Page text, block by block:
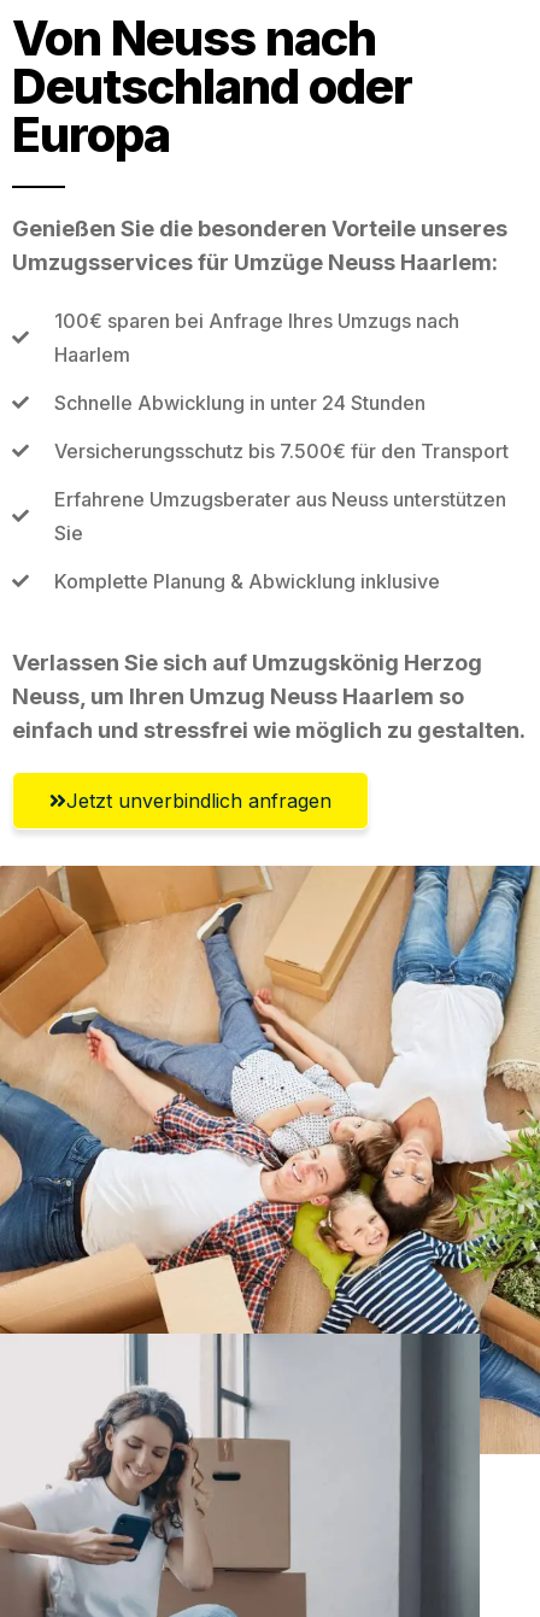
Von Neuss nach
Deutschland oder
Europa
Genießen Sie die besonderen Vorteile unseres
Umzugsservices für Umzüge Neuss Haarlem:
100€ sparen bei Anfrage Ihres Umzugs nach
Haarlem
Schnelle Abwicklung in unter 24 Stunden
Versicherungsschutz bis 7.500€ für den Transport
Erfahrene Umzugsberater aus Neuss unterstützen
Sie
Komplette Planung & Abwicklung inklusive
Verlassen Sie sich auf Umzugskönig Herzog
Neuss, um Ihren Umzug Neuss Haarlem so
einfach und stressfrei wie möglich zu gestalten.
Jetzt unverbindlich anfragen